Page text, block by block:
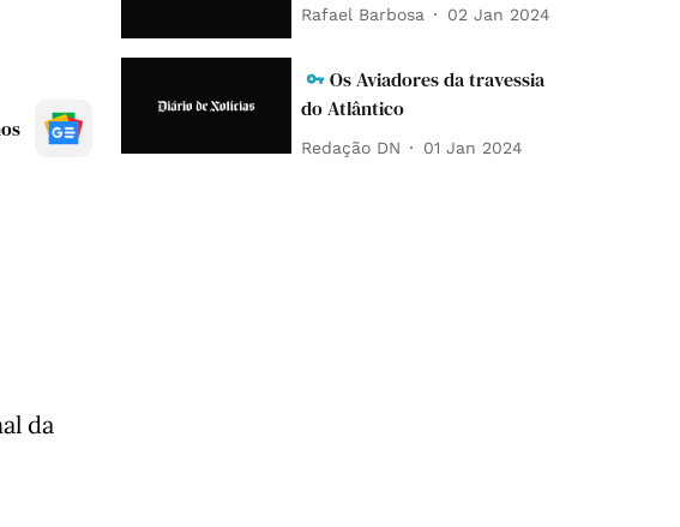
da
Rafael Barbosa 02 Jan 2024
Os Aviadores da travessia
do Atlântico
Redação DN 01 Jan 2024